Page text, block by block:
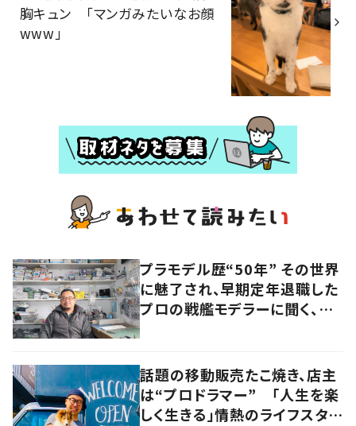
胸キュン 「マンガみたいなお顔
www」
プラモデル歴“50年” その世界
に魅了され、早期定年退職した
プロの戦艦モデラーに聞く、充
話題の移動販売たこ焼き、店主
は“プロドラマー” 「人生を楽
しく生きる」情熱のライフスタイ